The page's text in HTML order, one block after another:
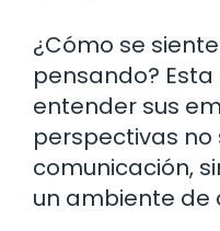
¿Cómo se
pensando?
entender sus
perspectivas
comunicación,
un ambiente de